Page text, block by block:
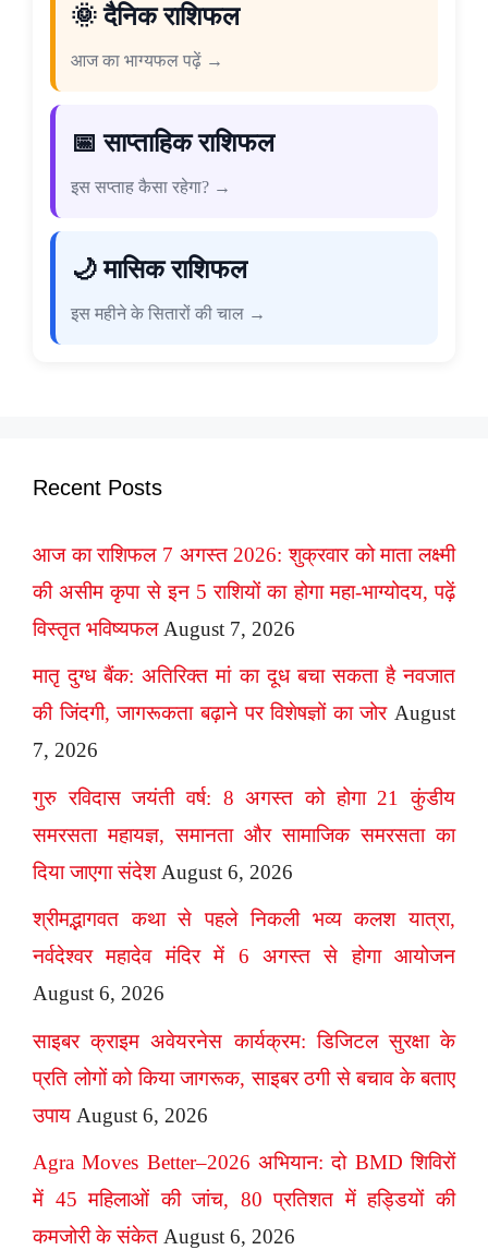
🌞 दैनिक राशिफल
आज का भाग्यफल पढ़ें →
📅 साप्ताहिक राशिफल
इस सप्ताह कैसा रहेगा? →
🌙 मासिक राशिफल
इस महीने के सितारों की चाल →
Recent Posts
आज का राशिफल 7 अगस्त 2026: शुक्रवार को माता लक्ष्मी
की असीम कृपा से इन 5 राशियों का होगा महा-भाग्योदय, पढ़ें
विस्तृत भविष्यफल August 7, 2026
मातृ दुग्ध बैंक: अतिरिक्त मां का दूध बचा सकता है नवजात
की जिंदगी, जागरूकता बढ़ाने पर विशेषज्ञों का जोर August
7, 2026
गुरु रविदास जयंती वर्ष: 8 अगस्त को होगा 21 कुंडीय
समरसता महायज्ञ, समानता और सामाजिक समरसता का
दिया जाएगा संदेश August 6, 2026
श्रीमद्भागवत कथा से पहले निकली भव्य कलश यात्रा,
नर्वदेश्वर महादेव मंदिर में 6 अगस्त से होगा आयोजन
August 6, 2026
साइबर क्राइम अवेयरनेस कार्यक्रम: डिजिटल सुरक्षा के
प्रति लोगों को किया जागरूक, साइबर ठगी से बचाव के बताए
उपाय August 6, 2026
Agra Moves Better–2026 अभियान: दो BMD शिविरों
में 45 महिलाओं की जांच, 80 प्रतिशत में हड्डियों की
कमजोरी के संकेत August 6, 2026